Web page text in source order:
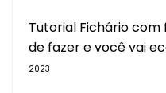
Tutorial Fichário
de fazer e você vai
2023